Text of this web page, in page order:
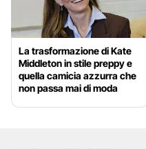
La trasformazione di Kate
Middleton in stile preppy e
quella camicia azzurra che
non passa mai di moda